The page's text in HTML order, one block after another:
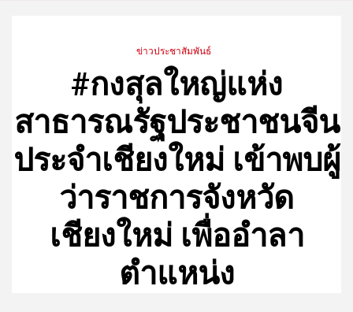
ข่าวประชาสัมพันธ์
#กงสุลใหญ่แห่ง
สาธารณรัฐประชาชนจีน
ประจำเชียงใหม่ เข้าพบผู้
ว่าราชการจังหวัด
เชียงใหม่ เพื่ออำลา
ตำแหน่ง